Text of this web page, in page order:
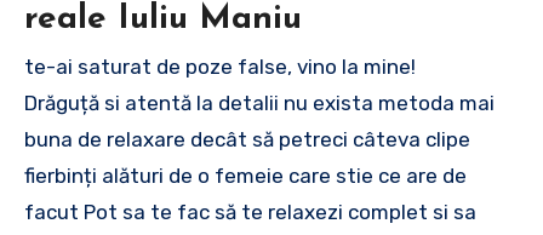
reale Iuliu Maniu
te-ai saturat de poze false, vino la mine!
Drăguță si atentă la detalii nu exista metoda mai
buna de relaxare decât să petreci câteva clipe
fierbinți alături de o femeie care stie ce are de
facut Pot sa te fac să te relaxezi complet si sa